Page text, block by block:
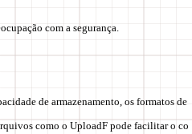
com a segurança.
de armazenamento, os formatos de
como o UploadF pode facilitar o co